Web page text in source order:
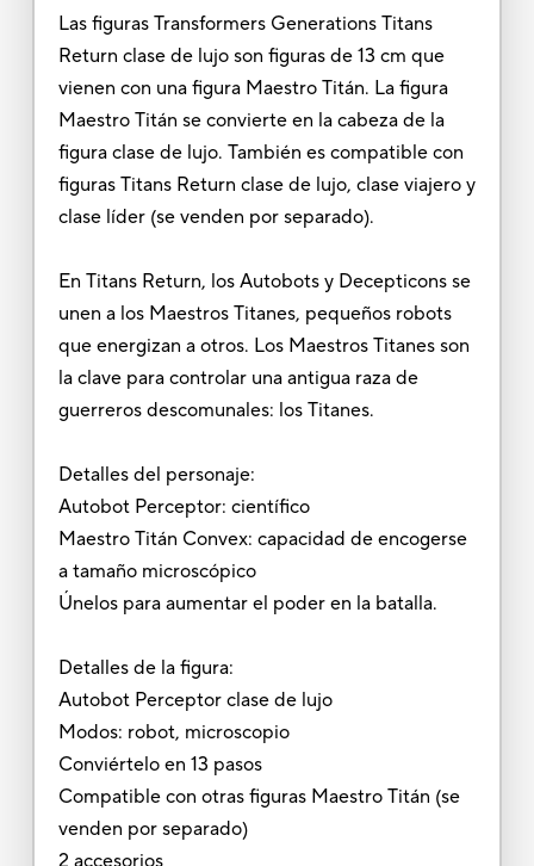
Las figuras Transformers Generations Titans
Return clase de lujo son figuras de 13 cm que
vienen con una figura Maestro Titán. La figura
Maestro Titán se convierte en la cabeza de la
figura clase de lujo. También es compatible con
figuras Titans Return clase de lujo, clase viajero y
clase líder (se venden por separado).
En Titans Return, los Autobots y Decepticons se
unen a los Maestros Titanes, pequeños robots
que energizan a otros. Los Maestros Titanes son
la clave para controlar una antigua raza de
guerreros descomunales: los Titanes.
Detalles del personaje:
Autobot Perceptor: científico
Maestro Titán Convex: capacidad de encogerse
a tamaño microscópico
Únelos para aumentar el poder en la batalla.
Detalles de la figura:
Autobot Perceptor clase de lujo
Modos: robot, microscopio
Conviértelo en 13 pasos
Compatible con otras figuras Maestro Titán (se
venden por separado)
2 accesorios